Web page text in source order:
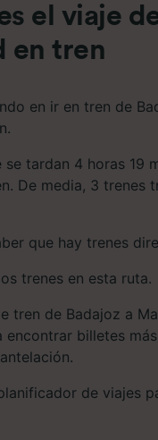
el viaje
en tren
en ir en tren de
se tardan 4 horas 19
De media, 3 trenes
que hay trenes
trenes en esta ruta.
tren de Badajoz a
encontrar billetes
de viajes